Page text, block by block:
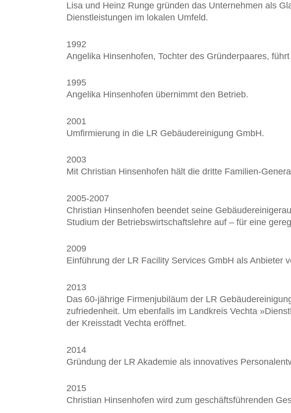
Lisa und Heinz Runge gründen das Unter­nehmen als
Dienst­leistungen im lokalen Umfeld.
1992
Angelika Hinsenhofen, Tochter des Gründerpaares,
1995
Angelika Hinsenhofen übernimmt den Betrieb.
2001
Umfirmierung in die LR Gebäudereinigung GmbH.
2003
Mit Christian Hinsenhofen hält die dritte Familien-
2005-2007
Christian Hinsenhofen beendet seine
Studium der Betriebs­wirtschafts­lehre auf – für eine
2009
Einführung der LR Facility Services GmbH als Anbieter
2013
Das 60-jährige Firmen­jubiläum der LR
zufrieden­heit. Um ebenfalls im Land­kreis Vechta
der Kreis­stadt Vechta eröffnet.
2014
Gründung der LR Akademie als innovatives
2015
Christian Hinsenhofen wird zum geschäfts­führenden